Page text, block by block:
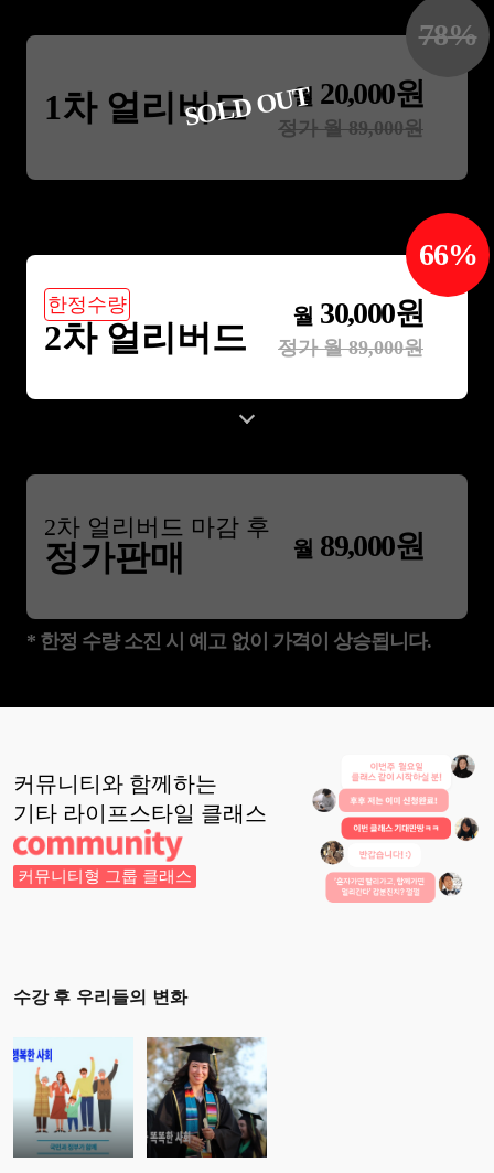
1차 얼리버드 월 20,000원
정가 월89,000원
78%
SOLD OUT
한정수량
2차 얼리버드
월 30,000원
정가 월89,000원
66%
2차 얼리버드 마감 후
정가판매 월 89,000원
* 한정 수량 소진 시 예고 없이 가격이 상승됩니다.
커뮤니티와 함께하는
기타 라이프스타일 클래스
커뮤니티형 그룹 클래스
수강 후 우리들의 변화